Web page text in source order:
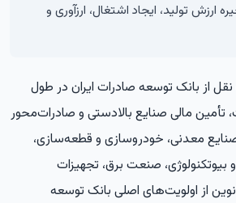
ارزش تولید، ایجاد اشتغال، ارزآوری و
نقل از بانک توسعه صادرات ایران در طول
مالی صنایع بالادستی و صادرات‌محور
صنایع معدنی، خودروسازی و قطعه‌سازی،
بیوتکنولوژی، صنعت برق، تجهیزات
از اولویت‌های اصلی بانک توسعه